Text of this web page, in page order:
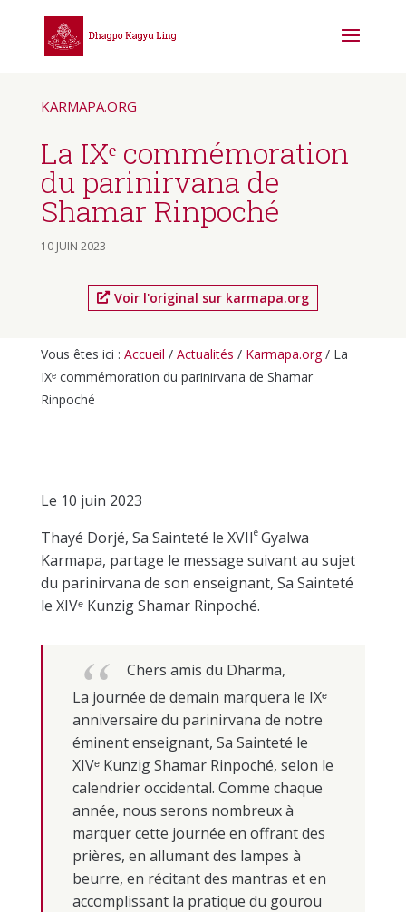
KARMAPA.ORG
La IXᵉ commémoration
du parinirvana de
Shamar Rinpoché
10 JUIN 2023
Voir l'original sur karmapa.org
Vous êtes ici : Accueil / Actualités / Karmapa.org/ La
IXᵉ commémoration du parinirvana de Shamar
Rinpoché
Le 10 juin 2023
Thayé Dorjé, Sa Sainteté le XVIIe Gyalwa
Karmapa, partage le message suivant au sujet
du parinirvana de son enseignant, Sa Sainteté
le XIVᵉ Kunzig Shamar Rinpoché.
Chers amis du Dharma,
La journée de demain marquera le IXᵉ
anniversaire du parinirvana de notre
éminent enseignant, Sa Sainteté le
XIVᵉ Kunzig Shamar Rinpoché, selon le
calendrier occidental. Comme chaque
année, nous serons nombreux à
marquer cette journée en offrant des
prières, en allumant des lampes à
beurre, en récitant des mantras et en
accomplissant la pratique du gourou